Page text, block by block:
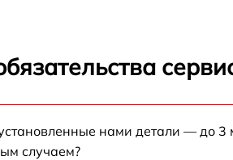
нами детали — до 3
случаем?